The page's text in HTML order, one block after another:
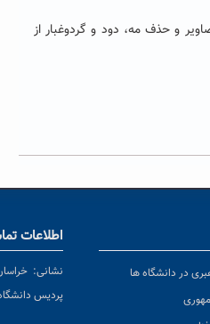
و حذف مه، دود و گردوغبار از
در دانشگاه ها
اطلاعات
نشانی:
پردیس